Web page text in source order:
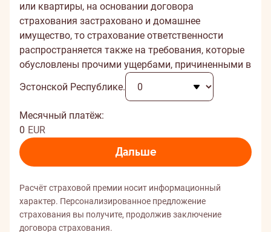
или квартиры, на основании договора
страхования застраховано и домашнее
имущество, то страхование ответственности
распространяется также на требования, которые
обусловлены прочими ущербами, причиненными в
Эстонской Республике.
Месячный платёж:
0 EUR
Дальше
Расчёт страховой премии носит информационный
характер. Персонализированное предложение
страхования вы получите, продолжив заключение
договора страхования.